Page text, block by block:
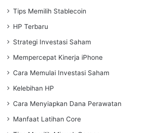
Tips Memilih Stablecoin
HP Terbaru
Strategi Investasi Saham
Mempercepat Kinerja iPhone
Cara Memulai Investasi Saham
Kelebihan HP
Cara Menyiapkan Dana Perawatan
Manfaat Latihan Core